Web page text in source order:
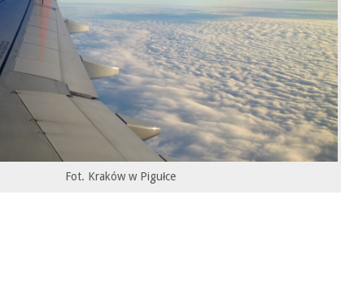
Fot. Kraków w Pigułce